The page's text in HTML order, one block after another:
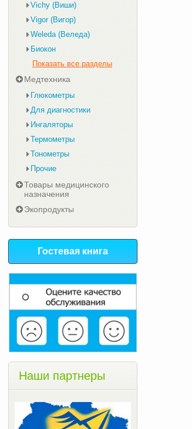
Vichy (Виши)
Vigor (Вигор)
Weleda (Веледа)
Биокон
Показать все разделы
Медтехника
Глюкометры
Для диагностики
Ингаляторы
Термометры
Тонометры
Прочие
Товары медицинского
назначения
Экопродукты
Гостевая книга
Наши партнеры